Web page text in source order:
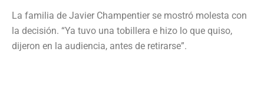
La familia de Javier Champentier se mostró molesta con
la decisión. “Ya tuvo una tobillera e hizo lo que quiso,
dijeron en la audiencia, antes de retirarse”.